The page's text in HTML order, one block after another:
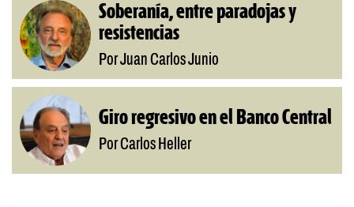
Soberanía, entre paradojas y
resistencias
Por Juan Carlos Junio
Giro regresivo en el Banco Central
Por Carlos Heller